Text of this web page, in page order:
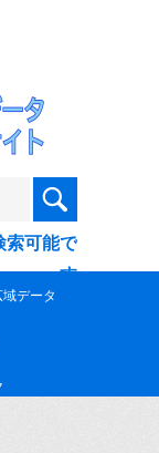
索可能で
す
データ